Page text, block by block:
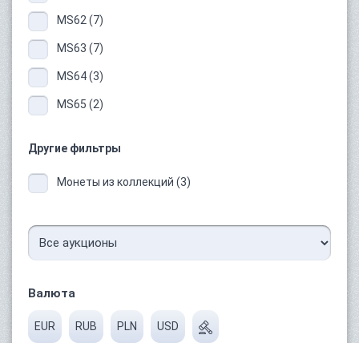
MS62 (7)
MS63 (7)
MS64 (3)
MS65 (2)
Другие фильтры
Монеты из коллекций (3)
Валюта
EUR RUB PLN USD